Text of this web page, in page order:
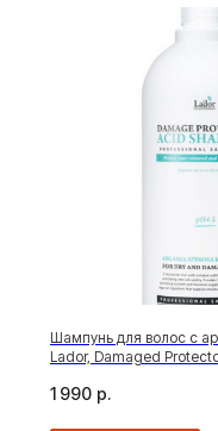
Шампунь для волос с
Lador, Damaged
1 990 р.